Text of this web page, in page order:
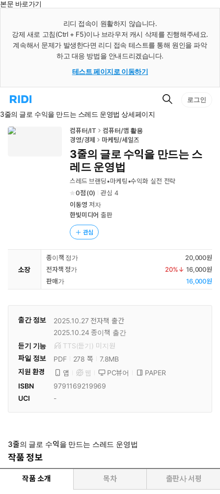
본문 바로가기
리디 접속이 원활하지 않습니다.
강제 새로 고침(Ctrl + F5)이나 브라우저 캐시 삭제를 진행해주세요.
계속해서 문제가 발생한다면 리디 접속 테스트를 통해 원인을 파악
하고 대응 방법을 안내드리겠습니다.
테스트 페이지로 이동하기
리
홈
로
검
로그인
3줄의 글로 수익을 만드는 스레드 운영법 상세페이지
컴퓨터/IT
컴퓨터/앱 활용
경영/경제
마케팅/세일즈
3줄의 글로 수익을 만드는 스
레드 운영법
스레드 브랜딩•마케팅•수익화 실전 전략
0
(0) 관심 4
이동영 저자
한빛미디어 출판
관심
소장
종이책 정가
20,000원
전자책 정가
20%↓ 16,000원
판매가
16,000원
출간 정보 2025.10.27 전자책 출간
2025.10.24 종이책 출간
듣기 기능
TTS(듣기) 미 지원
파일 정보
PDF 278 쪽
7.8MB
지원 환경
앱 웹 PC뷰어
PAPER
ISBN
9791169219969
UCI
-
3줄의 글로 수익을 만드는 스레드 운영법
작품 정보
작품 소개 목차 출판사 서평